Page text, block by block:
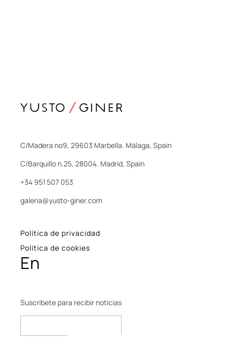
C/Madera nº9, 29603 Marbella. Málaga, Spain
C/Barquillo n.25, 28004. Madrid, Spain
+34 951 507 053
galeria@yusto-giner.com
Política de privacidad
Política de cookies
En
Suscríbete para recibir noticias